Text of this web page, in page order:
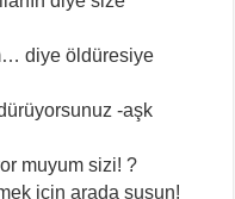
diye öldüresiye
-aşk
muyum sizi! ?
için arada susun!